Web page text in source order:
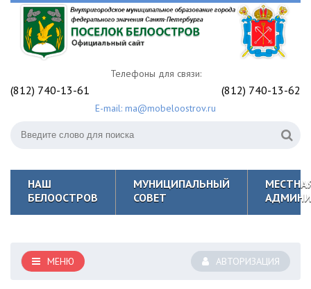
Телефоны для связи:
(812) 740-13-61 (812) 740-13-62
E-mail: ma@mobeloostrov.ru
НАШ
БЕЛООСТРОВ
МУНИЦИПАЛЬНЫЙ
СОВЕТ
АВТОРИЗАЦИЯ
МЕНЮ